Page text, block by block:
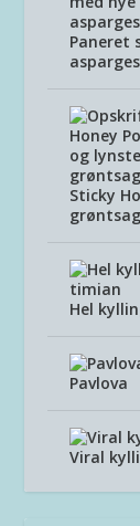
Paneret
asparges
Sticky
Hel
Pavlova
Viral